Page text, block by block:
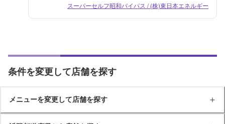
スーパーセルフ昭和バイパス / (株)東日本エネルギー
条件を変更して店舗を探す
メニューを変更して店舗を探す